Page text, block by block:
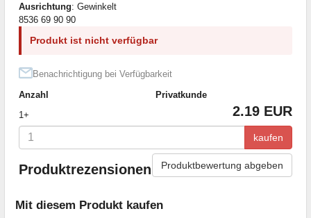
Ausrichtung: Gewinkelt
8536 69 90 90
Produkt ist nicht verfügbar
Benachrichtigung bei Verfügbarkeit
Anzahl
Privatkunde
1+
2.19 EUR
kaufen
Produktrezensionen Produktbewertung abgeben
Mit diesem Produkt kaufen